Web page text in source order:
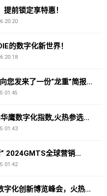
前锁定享特惠！
20:20
的数字化新世界！
20:18
您发来了一份“龙重”简报...
01:45
鹰数字化指数,火热参选...
01:43
2024GMTS全球营销...
01:42
字化创新博览峰会，火热...